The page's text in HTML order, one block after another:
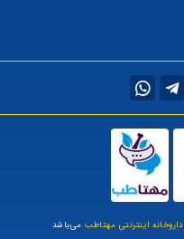
داروخانه اینترنتی مهتاطبمی‌باشد